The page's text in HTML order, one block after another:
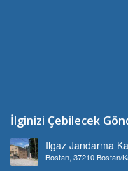
İlginizi Çebilecek
Ilgaz Jandarma
Bostan, 37210 Bostan/